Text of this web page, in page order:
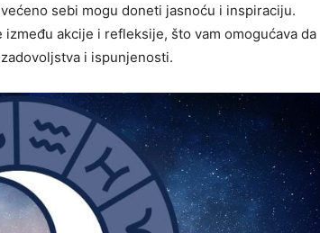
sebi mogu doneti jasnoću i inspiraciju.
akcije i refleksije, što vam omogućava da
i ispunjenosti.